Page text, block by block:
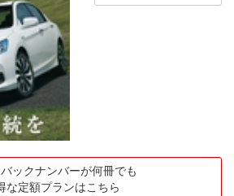
ックナンバーが何冊でも
な定額プランはこちら